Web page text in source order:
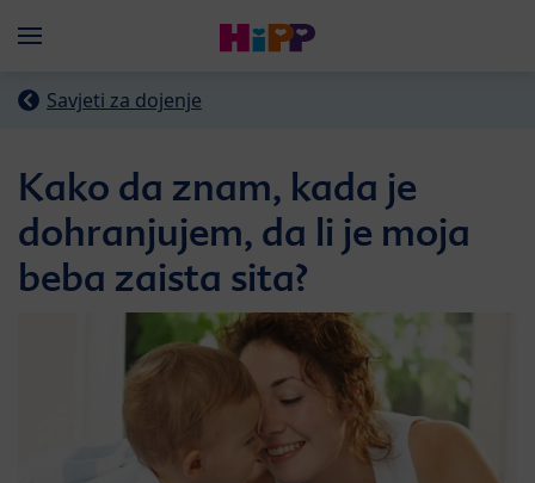
Menü
Savjeti za dojenje
Kako da znam, kada je
dohranjujem, da li je moja
beba zaista sita?